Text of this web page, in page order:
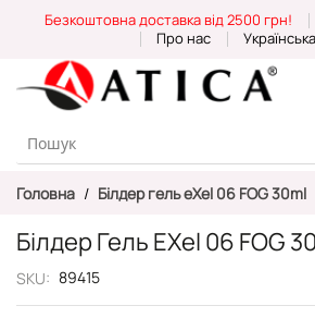
Content
Безкоштовна доставка від 2500 грн!
Про нас
Українська
Головна Білдер гель eXel 06 FOG 30ml
Білдер Гель EXel 06 FOG
SKU 89415